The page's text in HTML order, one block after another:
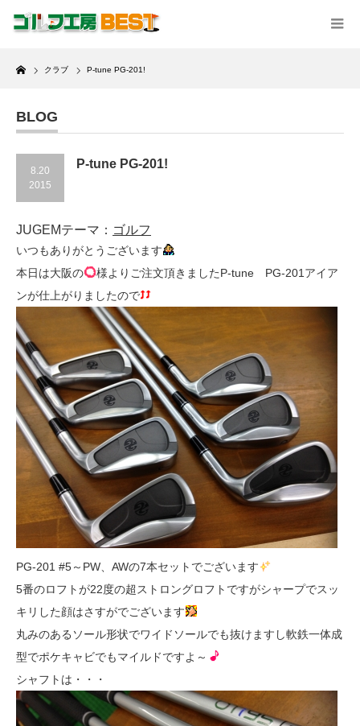
Home
クラブ P-tune PG-201!
BLOG
8.20
2015
P-tune PG-201!
JUGEMテーマ： ゴルフ
いつもありがとうございます
本日は大阪の
様よりご注文頂きましたP-tune PG-201アイア
ンが仕上がりましたので
PG-201 #5～PW、AWの7本セットでございます
5番のロフトが22度の超ストロングロフトですがシャープでスッ
キリした顔はさすがでございます
丸みのあるソール形状でワイドソールでも抜けますし軟鉄一体成
型でポケキャビでもマイルドですよ～
シャフトは・・・